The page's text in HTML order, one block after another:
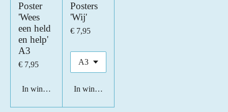
Poster
'Wees
een held
en help'
A3
€ 7,95
In winkelwagen
Posters
'Wij'
€ 7,95
In winkelwagen